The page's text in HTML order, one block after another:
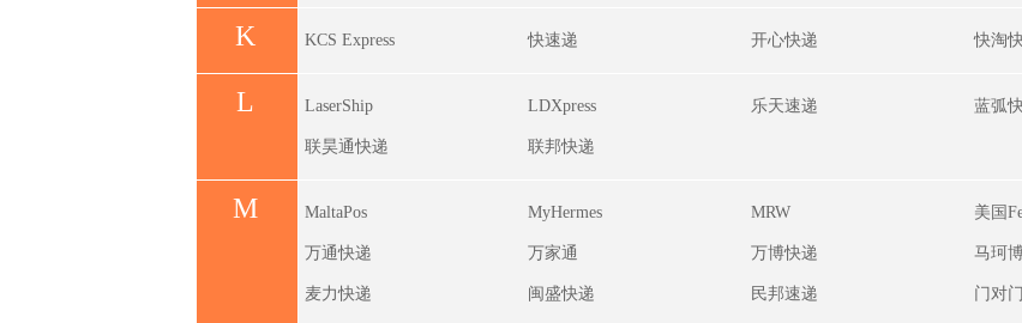
K KCS Express 快速递 开心快递 快淘
L LaserShip LDXpress 乐天速递 蓝弧
联昊通快递 联邦快递
M MaltaPos MyHermes MRW 美国
万通快递 万家通 万博快递 马珂
麦力快递 闽盛快递 民邦速递 门对门